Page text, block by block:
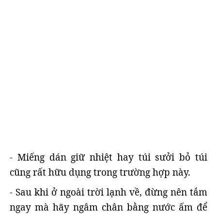
- Miếng dán giữ nhiệt hay túi sưởi bỏ túi
cũng rất hữu dụng trong trường hợp này.
- Sau khi ở ngoài trời lạnh về, đừng nên tắm
ngay mà hãy ngâm chân bằng nước ấm để